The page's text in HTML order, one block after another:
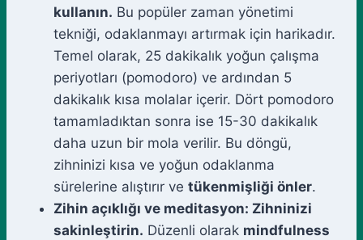
kullanın. Bu popüler zaman yönetimi
tekniği, odaklanmayı artırmak için harikadır.
Temel olarak, 25 dakikalık yoğun çalışma
periyotları (pomodoro) ve ardından 5
dakikalık kısa molalar içerir. Dört pomodoro
tamamladıktan sonra ise 15-30 dakikalık
daha uzun bir mola verilir. Bu döngü,
zihninizi kısa ve yoğun odaklanma
sürelerine alıştırır ve tükenmişliği önler.
Zihin açıklığı ve meditasyon: Zihninizi
sakinleştirin. Düzenli olarak mindfulness